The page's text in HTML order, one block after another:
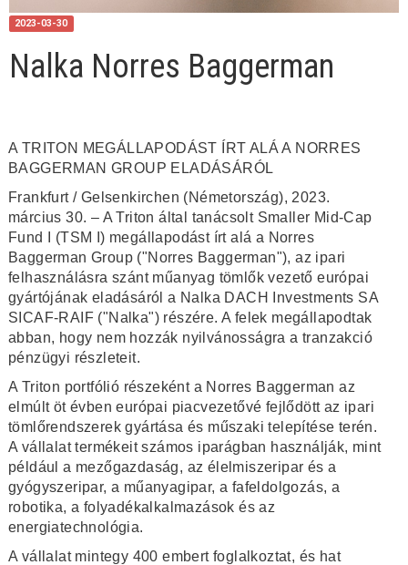
2023-03-30
Nalka Norres Baggerman
A TRITON MEGÁLLAPODÁST ÍRT ALÁ A NORRES
BAGGERMAN GROUP ELADÁSÁRÓL
Frankfurt / Gelsenkirchen (Németország), 2023.
március 30. – A Triton által tanácsolt Smaller Mid-Cap
Fund I (TSM I) megállapodást írt alá a Norres
Baggerman Group ("Norres Baggerman"), az ipari
felhasználásra szánt műanyag tömlők vezető európai
gyártójának eladásáról a Nalka DACH Investments SA
SICAF-RAIF ("Nalka") részére. A felek megállapodtak
abban, hogy nem hozzák nyilvánosságra a tranzakció
pénzügyi részleteit.
A Triton portfólió részeként a Norres Baggerman az
elmúlt öt évben európai piacvezetővé fejlődött az ipari
tömlőrendszerek gyártása és műszaki telepítése terén.
A vállalat termékeit számos iparágban használják, mint
például a mezőgazdaság, az élelmiszeripar és a
gyógyszeripar, a műanyagipar, a fafeldolgozás, a
robotika, a folyadékalkalmazások és az
energiatechnológia.
A vállalat mintegy 400 embert foglalkoztat, és hat